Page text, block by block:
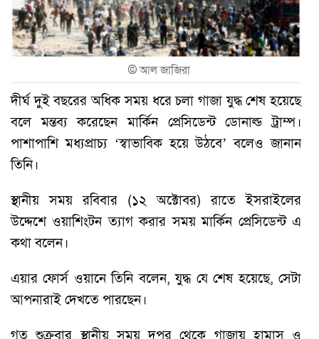
©আল জাজিরা
দীর্ঘ দুই বছরের অধিক সময় ধরে চলা গাজা যুদ্ধ শেষ হয়েছে
বলে মন্তব্য করেছেন মার্কিন প্রেসিডেন্ট ডোনাল্ড ট্রাম্প।
পাশাপাশি মধ্যপ্রাচ্য ‘স্বাভাবিক হয়ে উঠবে’ বলেও জানান
তিনি।
স্থানীয় সময় রবিবার (১২ অক্টোবর) রাতে ইসরাইলের
উদ্দেশে ওয়াশিংটন ত্যাগ করার সময় মার্কিন প্রেসিডেন্ট এ
কথা বলেন।
এয়ার ফোর্স ওয়ানে তিনি বলেন, যুদ্ধ যে শেষ হয়েছে, সেটা
আপনারাই দেখতে পারছেন।
গত শুক্রবার স্থানীয় সময় দুপুর থেকে গাজায় হামাস ও